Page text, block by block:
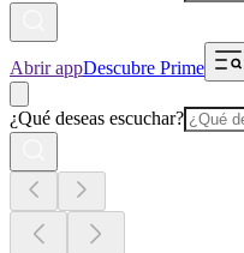
Abrir appDescubre Prime
¿Qué deseas escuchar?